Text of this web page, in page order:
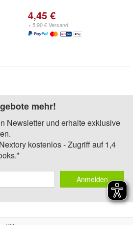
4,45 €
+ 5,90 € Versand
mehr!
Newsletter und erhalte exklusive
kostenlos - Zugriff auf 1,4
Anmelden